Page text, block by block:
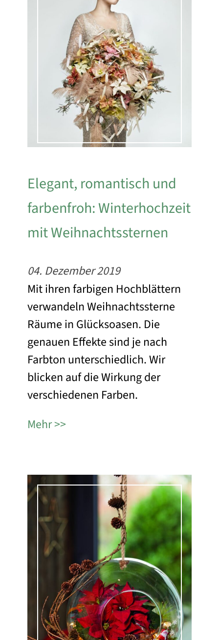
Elegant, romantisch und
farbenfroh: Winterhochzeit
mit Weihnachtssternen
04. Dezember 2019
Mit ihren farbigen Hochblättern
verwandeln Weihnachtssterne
Räume in Glücksoasen. Die
genauen Effekte sind je nach
Farbton unterschiedlich. Wir
blicken auf die Wirkung der
verschiedenen Farben.
Mehr